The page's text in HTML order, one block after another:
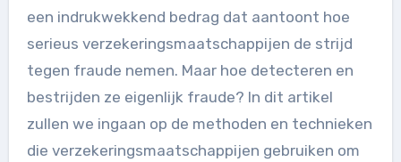
een indrukwekkend bedrag dat aantoont hoe
serieus verzekeringsmaatschappijen de strijd
tegen fraude nemen. Maar hoe detecteren en
bestrijden ze eigenlijk fraude? In dit artikel
zullen we ingaan op de methoden en technieken
die verzekeringsmaatschappijen gebruiken om